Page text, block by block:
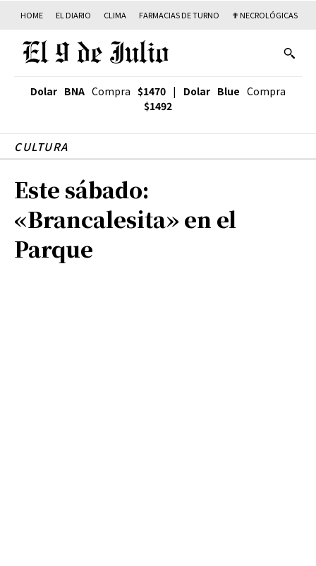
HOME EL DIARIO CLIMA FARMACIAS DE TURNO ✟ NECROLÓGICAS
Dolar BNA Compra $1470 | Dolar Blue Compra
$1492
CULTURA
Este sábado:
«Brancalesita» en el
Parque